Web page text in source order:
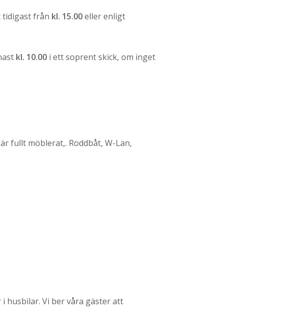
tidigast från kl. 15.00eller enligt
kl. 10.00 i ett soprent skick, om inget
fullt möblerat,. Roddbåt, W-Lan,
husbilar. Vi ber våra gäster att